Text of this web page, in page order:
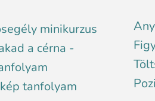
minikurzus
a cérna -
tanfolyam